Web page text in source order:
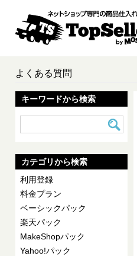
よくある質問
キーワードから検索
カテゴリから検索
利用登録
料金プラン
ベーシックパック
楽天パック
MakeShopパック
Yahoo!パック